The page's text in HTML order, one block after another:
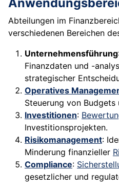
Abteilungen im
verschiedenen Bereichen
Unternehmensführung
Finanzdaten und -
strategischer
Operatives
Steuerung von Budgets
Investitionen:
Investitionsprojekten.
Risikomanagement:
Minderung finanzieller
Compliance:
gesetzlicher und